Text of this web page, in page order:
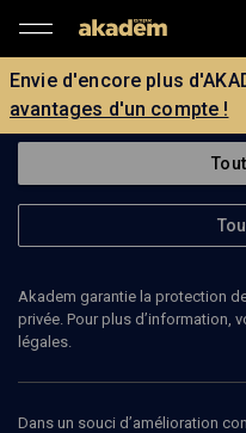
Envie d'encore plus
avantages d'un compte !
neuropsychiatre
Akadem garantie la protection
privée. Pour plus d’information,
légales.
Dans un souci d’amélioration